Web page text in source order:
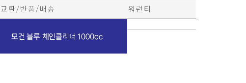
교환/반품/배송 워런티